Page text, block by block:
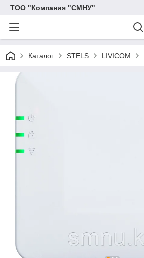
ТОО "Компания "СМНУ"
Каталог STELS LIVICOM